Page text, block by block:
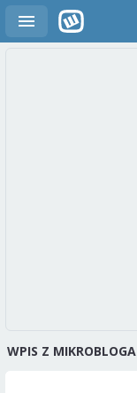
WPIS Z MIKROBLOGA